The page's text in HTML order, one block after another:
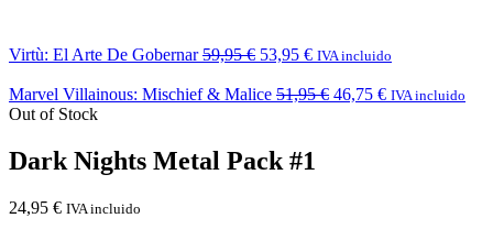
Virtù: El Arte De Gobernar 59,95€ 53,95 € IVA incluido
Marvel Villainous: Mischief & Malice 51,95€ 46,75 € IVA incluido
Out of Stock
Dark Nights Metal Pack #1
24,95 € IVA incluido